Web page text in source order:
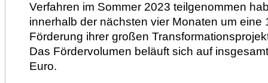
Verfahren im Sommer 2023 teilgenommen
innerhalb der nächsten vier Monaten um eine
Förderung ihrer großen
Das Fördervolumen beläuft sich auf
Euro.